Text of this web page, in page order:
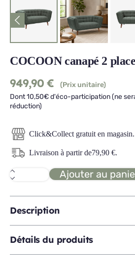
COCOON canapé 2
949,90 €
(Prix unitaire)
Dont 10,50€ d'éco-participation (ne
réduction)
Click&Collect gratuit en magasin.
Livraison à partir de79,90 €.
quantité
de
canapé
2
places
Ajouter au
Description
Détails du produits